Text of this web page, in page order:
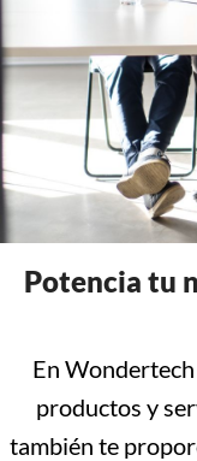
Potencia tu
En
productos y
también te